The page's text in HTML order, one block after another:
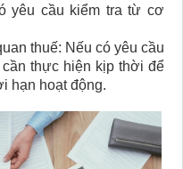
yêu cầu kiểm tra từ cơ
thuế: Nếu có yêu cầu
thực hiện kịp thời để
hạn hoạt động.